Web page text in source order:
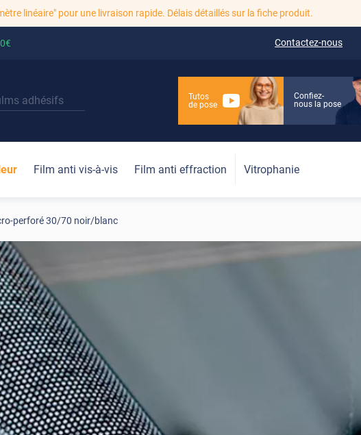
linéaire" pour une livraison rapide. Délais détaillés sur la fiche produit.
Contactez-nous
Tutos
de pose
Confiez-
nous la pose
Film anti vis-à-vis Film anti effraction Vitrophanie
perforé 30/70 noir/blanc